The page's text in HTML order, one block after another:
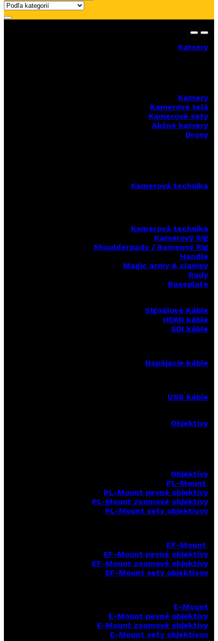
Kamery
Kamery
Kamerové telá
Kamerové sety
Akčné kamery
Drony
Kamerová technika
Kamerová technika
Kamerový Rig
Shoulderpady / Ramenný Rig
Handle
Magic army & clampy
Rody
Baseplate
Signálové Káble
HDMI káble
SDI káble
Napájacie káble
USB káble
Objektívy
Objektívy
PL-Mount
PL-Mount pevné objektívy
PL-Mount zoomové objektívy
PL-Mount sety objektívov
EF-Mount
EF-Mount pevné objektívy
EF-Mount zoomové objektívy
EF-Mount sety objektívov
E-Mount
E-Mount pevné objektívy
E-Mount zoomové objektívy
E-Mount sety objektívov